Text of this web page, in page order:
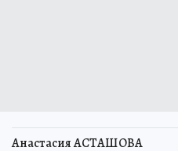
Анастасия АСТАШОВА